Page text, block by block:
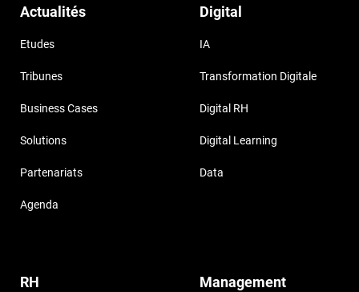
Actualités
Etudes
Tribunes
Business Cases
Solutions
Partenariats
Agenda
Digital
IA
Transformation Digitale
Digital RH
Digital Learning
Data
RH Management